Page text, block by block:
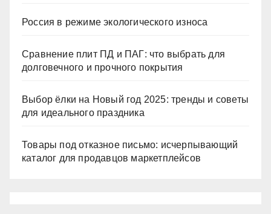
Россия в режиме экологического износа
Сравнение плит ПД и ПАГ: что выбрать для
долговечного и прочного покрытия
Выбор ёлки на Новый год 2025: тренды и советы
для идеального праздника
Товары под отказное письмо: исчерпывающий
каталог для продавцов маркетплейсов